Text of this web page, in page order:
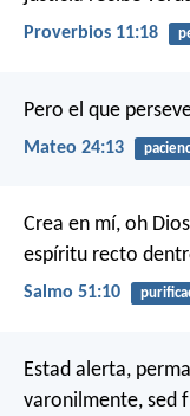
Proverbios 11:18
Pero el que
Mateo 24:13
Crea en mí, oh
espíritu recto
Salmo 51:10
Estad alerta,
varonilmente, sed